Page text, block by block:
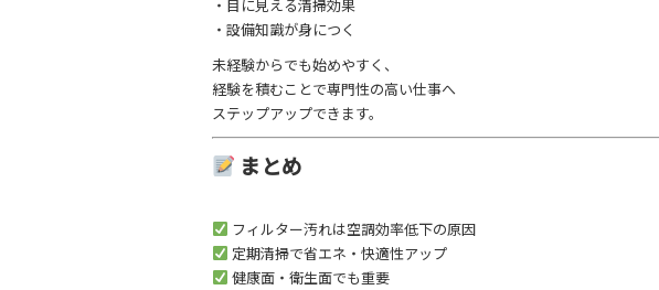
・目に見える清掃効果
・設備知識が身につく
未経験からでも始めやすく、
経験を積むことで専門性の高い仕事へ
ステップアップできます。
まとめ
フィルター汚れは空調効率低下の原因
定期清掃で省エネ・快適性アップ
健康面・衛生面でも重要